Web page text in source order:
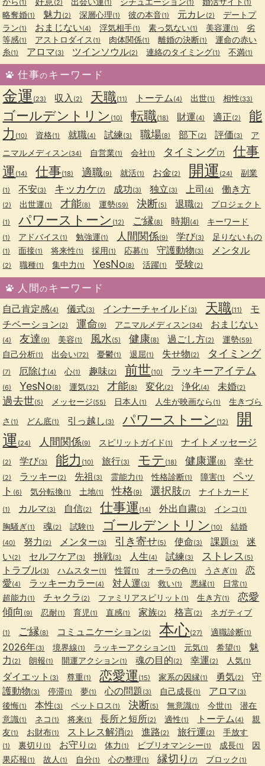
(1) (2) (1) (1) (1)
略奪婚(1) 魅力 (2) 深層心理(1) 彼の本音(1) 元カレ (2)
デートプ
ラン(1) おまじない(4) 浮気相手(1) 素っ気ない(1) 美容運(1)
劣
等感(1) アストロダイス (1) 肉体関係(1) 離婚の決断(1)
運命の赤い
糸(1) アロマ(3) ツインソウル(2) 連絡のタイミング(1) 不満(1)
仕事のキーワード
金運 (23) 収入 (2) 天職(11) トーテム (4) 出世(1) 相性(33)
ゴールデントリン (10) 転職(18) 財運(4) 適正(2)
能
力 (10) 資格(1) 就職(4) 試練(3) 職場(8) 部下(2) 評価(3)
ア
ニマルメディスン(34) 自営業(1) 会社(1) タイミング(7)
仕事
運 (14) 仕事(18) 適職(9) 就活(1) お金(2) 開運 (24) 副業
(1) 不安(3) キッカケ(7) 成功(3) 独立(3) 上司 (4) 働き方
(2) 出世運(1) 才能(8) 運勢(59) 決断(5) 退職(2) プロジェクト
(1) パワーストーン (12) ご縁(8) 時期(4) キーワード
(1) アドバイス (1) 勉強運(1) 人間関係(9) 学び(3) 足りないもの
(1) 面接(1) 将来性(1) 採用(1) 応募(1) 守護動物(3) メンタル
(2) 職種(1) 集中力 (1) YesNo(8) 活躍(1) 受験(2)
人間のキーワード
自己肯定感(4) 儀式(3) インナーチャイルド (3) 天職(11)
モ
チベーション(2) 運命(9) アニマルメディスン(34) おまじない
(4) 友達 (9) 美容(1) 風水(5) 健康(8) 過ごし方(2) 運勢(59)
自己分析(1) 出会い(72) 憂鬱(1) 退屈(1) 失せ物(2) タイミング
(7) 厄除け(4) 心(1) 趣味(2) 前世(10) ラッキーアイテム
(6) YesNo(8) 運気(32) 才能(8) 変化(2) 浄化(4) 未婚(2)
過去世(5) メッセージ(55) 日本人 (1) 人生が映画なら (1)
生きづら
さ (1) どん底(1) 引っ越し (3) パワーストーン (12)
開
運 (24) 人間関係(9) スピリットガイド (1) ナイトメッセージ
(2) 学び(3) 能力 (10) 旅行(3) モテ (18) 健康運(8) 幸せ
(2) ラッキー(2) 先祖 (3) 霊能力 (1) 性格診断(1) 障害(1)
ペッ
ト (6) 気分転換(1) 土地(1) 性格(9) 選択肢(7) ナイトカード
(1) カルマ(3) 自信(2) 仕事運 (14) 外出自粛(3) インコ (1)
胸騒ぎ(1) 魂(2) 試験(1) ゴールデントリン (10) 結婚
(40) 努力 (2) メンター(3) 引き寄せ(5) 使命(3) 課題 (3)
迷
い(2) セルフケア(3) 挑戦(3) 人生(4) 試練(3) ストレス (5)
トラブル(3) ハムスター(1) 性質(1) オーラの色(1) うさぎ(1)
恋
愛(4) ラッキーカラー(4) 対人運(3) 救い(1) 悪縁(1) 日常 (1)
超能力 (1) チャクラ (2) ファミリアスピリット (1) 生き方(1)
恋愛
傾向 (9) 忍耐(1) 育児 (1) 直感(1) 家族(2) 格言(2) ネガティブ
(1) ご縁(8) コミュニケーション(2) 本心(27) 適職診断(1)
2026年(3) 境界線(1) ラッキーアクション(1) 元気(1) 希望(1)
魅
力 (2) 朗報(1) 開運アクション(1) 魂の目的(2) 幸運(2) 人気(1)
ダイエット (3) 尊重(1) 恋愛運 (15) 家系の因縁(1) 勇気(2)
守
護動物(3) 停滞(1) 夢(1) 心の問題 (3) 自己成長(1) アロマ(3)
後悔(1) 本性(3) ペットロス (1) 決断(5) 無意識(1) 今世(1)
潜在
意識(1) ネコ (1) 将来(1) 長所と短所(2) 適性(1) トーテム (4)
親
友(1) お財布(1) ストレス解消(2) 進路(2) 旅行運(2) 手放す
(1) 裏切り (1) お守り (2) 体力 (1) ビブリオマンシー(1) 成長(1)
因
果応報(1) 故人 (1) 自分(1) 心の整理(1) 縁切り (7) ブロック (1)